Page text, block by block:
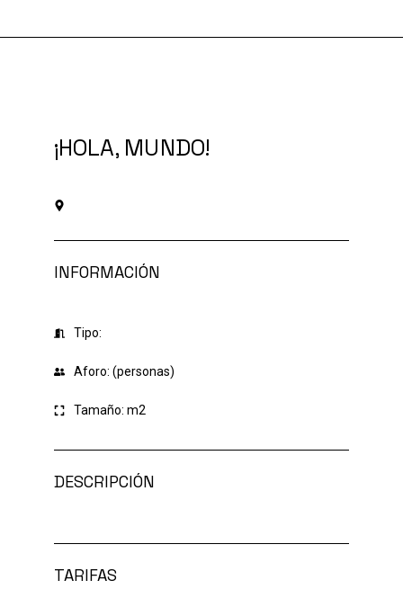
¡HOLA, MUNDO!
INFORMACIÓN
Tipo:
Aforo: (personas)
Tamaño:m2
DESCRIPCIÓN
TARIFAS